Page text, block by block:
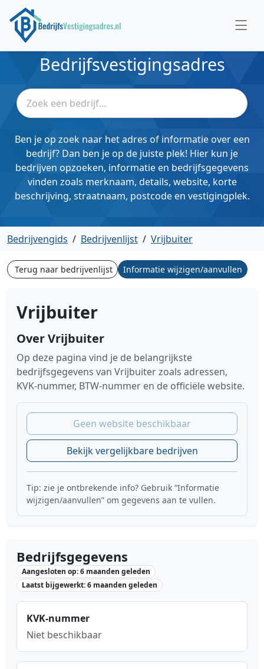
Bedrijfsvestigingsadres
Ben je op zoek naar het adres of informatie over een
bedrijf? Dan ben je op de juiste plek! Hier kun je
bedrijven opzoeken, informatie en bedrijfsgegevens
vinden zoals merknaam, details, website, korte
beschrijving, straatnaam, postcode en vestigingplek.
Bedrijvengids / Bedrijvenlijst / Vrijbuiter
Terug naar bedrijvenlijst Informatie wijzigen/aanvullen
Vrijbuiter
Over Vrijbuiter
Op deze pagina vind je de belangrijkste
bedrijfsgegevens van Vrijbuiter zoals adressen,
KVK-nummer, BTW-nummer en de officiële website.
Geen website beschikbaar
Bekijk vergelijkbare bedrijven
Tip: zie je ontbrekende info? Gebruik “Informatie
wijzigen/aanvullen” om gegevens aan te vullen.
Bedrijfsgegevens
Aangesloten op: 6 maanden geleden
Laatst bijgewerkt: 6 maanden geleden
KVK-nummer
Niet beschikbaar